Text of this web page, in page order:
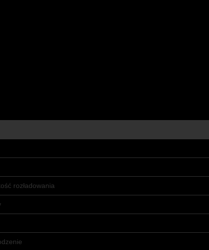
rozładowania